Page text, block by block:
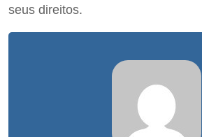
seus direitos.